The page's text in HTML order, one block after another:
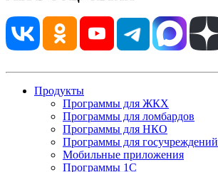
Продукты
Программы для ЖКХ
Программы для ломбардов
Программы для НКО
Программы для госучреждений
Мобильные приложения
Программы 1С